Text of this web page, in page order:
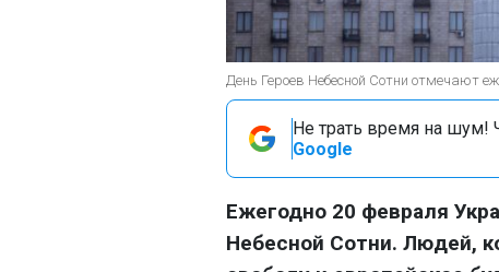
День Героев Небесной Сотни отмечают
Не трать время на шум!
Google
Ежегодно 20 февраля
Небесной Сотни. Людей,